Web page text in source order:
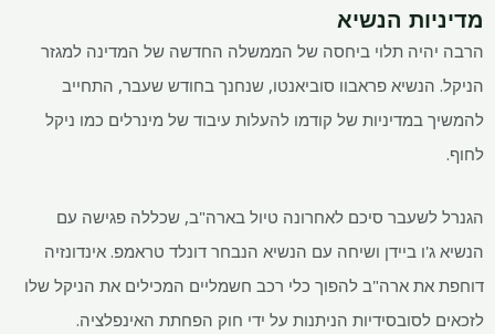
מדיניות הנשיא
הרבה יהיה תלוי ביחסה של הממשלה החדשה של המדינה למגזר
הניקל. הנשיא פראבוו סוביאנטו, שנחנך בחודש שעבר, התחייב
להמשיך במדיניות של קודמו להעלות עיבוד של מינרלים כמו ניקל
לחוף.
הגנרל לשעבר סיכם לאחרונה טיול בארה"ב, שכללה פגישה עם
הנשיא ג'ו ביידן ושיחה עם הנשיא הנבחר דונלד טראמפ. אינדונזיה
דוחפת את ארה"ב להפוך כלי רכב חשמליים המכילים את הניקל שלו
לזכאים לסובסידיות הניתנות על ידי חוק הפחתת האינפלציה.